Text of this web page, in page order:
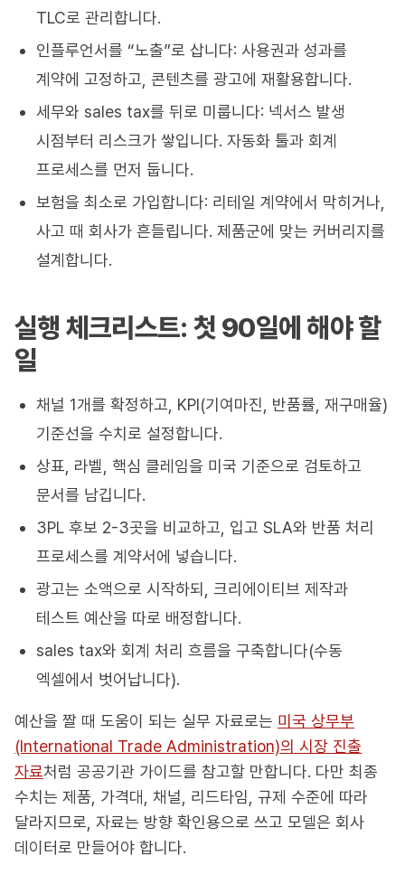
TLC로 관리합니다.
인플루언서를 “노출”로 삽니다: 사용권과 성과를
계약에 고정하고, 콘텐츠를 광고에 재활용합니다.
세무와 sales tax를 뒤로 미룹니다: 넥서스 발생
시점부터 리스크가 쌓입니다. 자동화 툴과 회계
프로세스를 먼저 둡니다.
보험을 최소로 가입합니다: 리테일 계약에서 막히거나,
사고 때 회사가 흔들립니다. 제품군에 맞는 커버리지를
설계합니다.
실행 체크리스트: 첫 90일에 해야 할
일
채널 1개를 확정하고, KPI(기여마진, 반품률, 재구매율)
기준선을 수치로 설정합니다.
상표, 라벨, 핵심 클레임을 미국 기준으로 검토하고
문서를 남깁니다.
3PL 후보 2-3곳을 비교하고, 입고 SLA와 반품 처리
프로세스를 계약서에 넣습니다.
광고는 소액으로 시작하되, 크리에이티브 제작과
테스트 예산을 따로 배정합니다.
sales tax와 회계 처리 흐름을 구축합니다(수동
엑셀에서 벗어납니다).
예산을 짤 때 도움이 되는 실무 자료로는 미국 상무부
(International Trade Administration)의 시장 진출
자료처럼 공공기관 가이드를 참고할 만합니다. 다만 최종
수치는 제품, 가격대, 채널, 리드타임, 규제 수준에 따라
달라지므로, 자료는 방향 확인용으로 쓰고 모델은 회사
데이터로 만들어야 합니다.